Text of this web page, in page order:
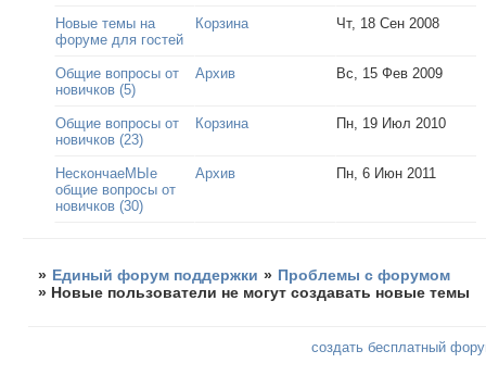
Новые темы на
форуме для гостей
Корзина Чт, 18 Сен 2008
Общие вопросы от
новичков (5)
Архив Вс, 15 Фев 2009
Общие вопросы от
новичков (23)
Корзина Пн, 19 Июл 2010
НескончаеМЫе
общие вопросы от
новичков (30)
Архив Пн, 6 Июн 2011
» Единый форум поддержки » Проблемы с форумом
» Новые пользователи не могут создавать новые темы
создать бесплатный